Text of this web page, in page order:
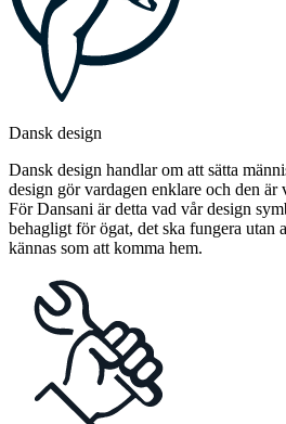
Dansk design
Dansk design handlar om att sätta
design gör vardagen enklare och den är
För Dansani är detta vad vår design
behagligt för ögat, det ska fungera utan
kännas som att komma hem.